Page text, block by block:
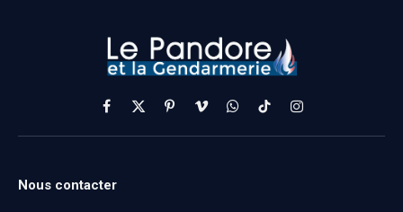
Facebook
X
(Twitter)
PinterestVimeoWhatsApp
TikTokInstagram
Nous contacter